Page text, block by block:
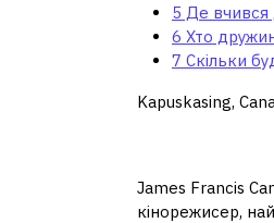
5 Де
6 Хто
7 Скільки
Kapuskasing,
James Francis
кінорежисер,